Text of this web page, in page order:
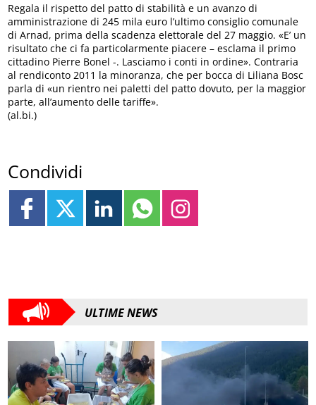
Regala il rispetto del patto di stabilità e un avanzo di
amministrazione di 245 mila euro l’ultimo consiglio comunale
di Arnad, prima della scadenza elettorale del 27 maggio. «E’ un
risultato che ci fa particolarmente piacere – esclama il primo
cittadino Pierre Bonel -. Lasciamo i conti in ordine». Contraria
al rendiconto 2011 la minoranza, che per bocca di Liliana Bosc
parla di «un rientro nei paletti del patto dovuto, per la maggior
parte, all’aumento delle tariffe».
(al.bi.)
Condividi
ULTIME NEWS